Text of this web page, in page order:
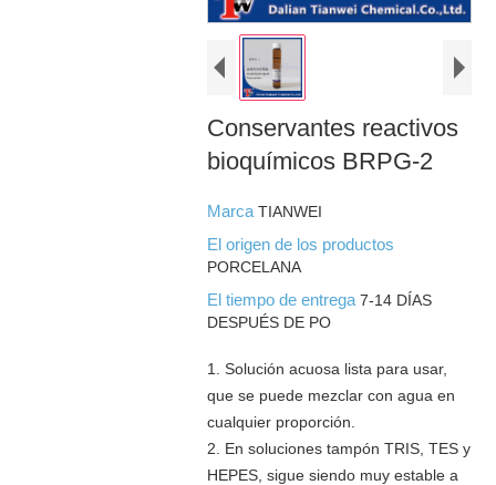
Conservantes reactivos
bioquímicos BRPG-2
Marca TIANWEI
El origen de los productos
PORCELANA
El tiempo de entrega 7-14 DÍAS
DESPUÉS DE PO
1. Solución acuosa lista para usar,
que se puede mezclar con agua en
cualquier proporción.
2. En soluciones tampón TRIS, TES y
HEPES, sigue siendo muy estable a